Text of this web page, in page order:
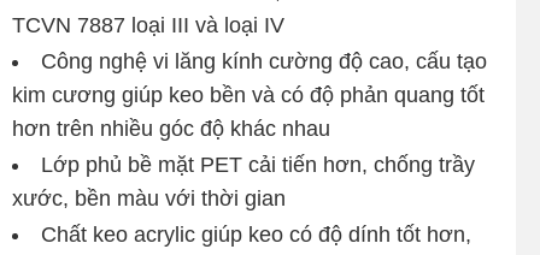
TCVN 7887 loại III và loại IV
Công nghệ vi lăng kính cường độ cao, cấu tạo
kim cương giúp keo bền và có độ phản quang tốt
hơn trên nhiều góc độ khác nhau
Lớp phủ bề mặt PET cải tiến hơn, chống trầy
xước, bền màu với thời gian
Chất keo acrylic giúp keo có độ dính tốt hơn,